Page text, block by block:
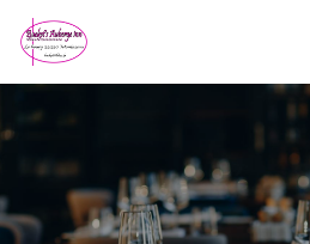
Panneau de gestion des cookies